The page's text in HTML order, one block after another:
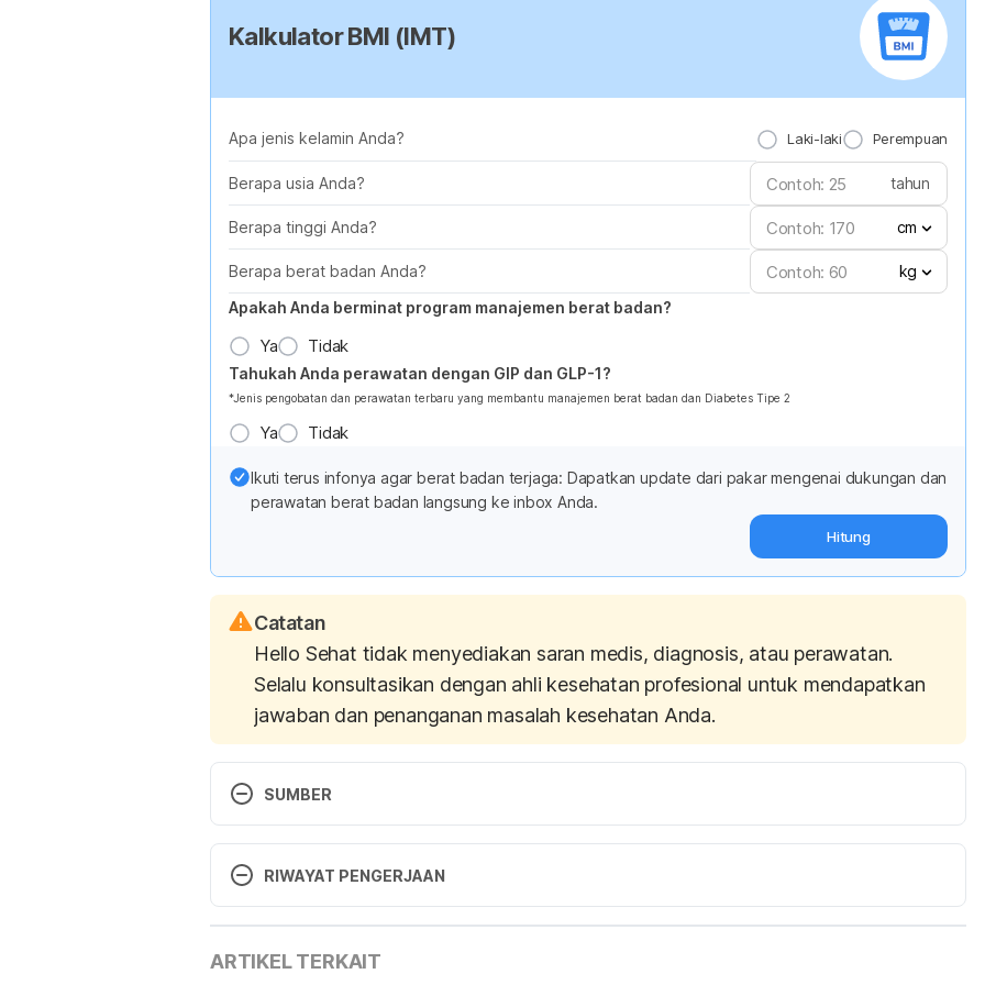
Kalkulator BMI (IMT)
Apa jenis kelamin Anda? Laki-laki Perempuan
Berapa usia Anda? tahun
Berapa tinggi Anda? cm
Berapa berat badan Anda?
kg
Apakah Anda berminat program manajemen berat badan?
Ya Tidak
Tahukah Anda perawatan dengan GIP dan GLP-1?
*Jenis pengobatan dan perawatan terbaru yang membantu manajemen berat badan dan Diabetes Tipe 2
Ya Tidak
Ikuti terus infonya agar berat badan terjaga: Dapatkan update dari pakar mengenai dukungan dan
perawatan berat badan langsung ke inbox Anda.
Hitung
Catatan
Hello Sehat tidak menyediakan saran medis, diagnosis, atau perawatan.
Selalu konsultasikan dengan ahli kesehatan profesional untuk mendapatkan
jawaban dan penanganan masalah kesehatan Anda.
SUMBER
Artificial Sweeteners May Encourage Fat Production.
RIWAYAT PENGERJAAN
18/12/2020
ARTIKEL TERKAIT